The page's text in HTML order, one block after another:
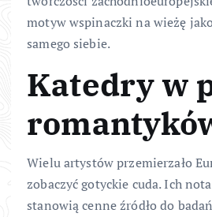
motyw wspinaczki na wieżę
samego siebie.
Katedry w
Wielu artystów przemierzało
zobaczyć gotyckie cuda. Ich
stanowią cenne źródło do